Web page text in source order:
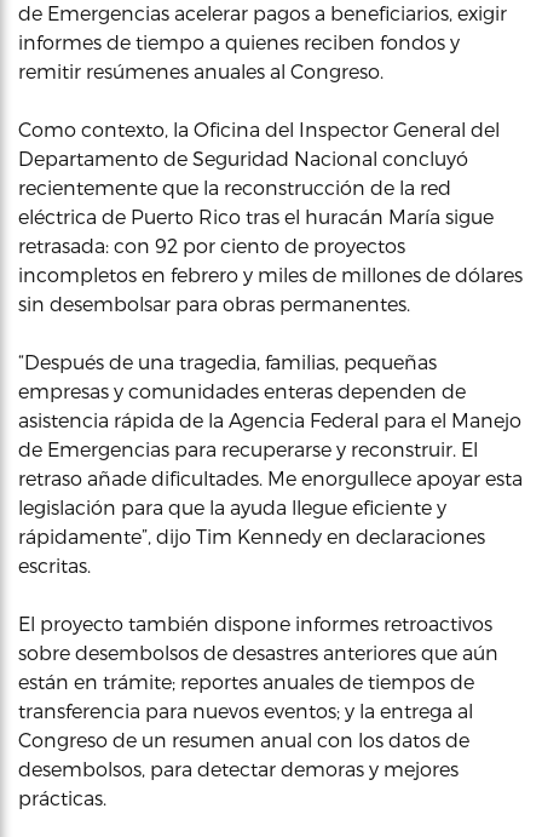
de Emergencias acelerar pagos a beneficiarios, exigir
informes de tiempo a quienes reciben fondos y
remitir resúmenes anuales al Congreso.
Como contexto, la Oficina del Inspector General del
Departamento de Seguridad Nacional concluyó
recientemente que la reconstrucción de la red
eléctrica de Puerto Rico tras el huracán María sigue
retrasada: con 92 por ciento de proyectos
incompletos en febrero y miles de millones de dólares
sin desembolsar para obras permanentes.
“Después de una tragedia, familias, pequeñas
empresas y comunidades enteras dependen de
asistencia rápida de la Agencia Federal para el Manejo
de Emergencias para recuperarse y reconstruir. El
retraso añade dificultades. Me enorgullece apoyar esta
legislación para que la ayuda llegue eficiente y
rápidamente”, dijo Tim Kennedy en declaraciones
escritas.
El proyecto también dispone informes retroactivos
sobre desembolsos de desastres anteriores que aún
están en trámite; reportes anuales de tiempos de
transferencia para nuevos eventos; y la entrega al
Congreso de un resumen anual con los datos de
desembolsos, para detectar demoras y mejores
prácticas.